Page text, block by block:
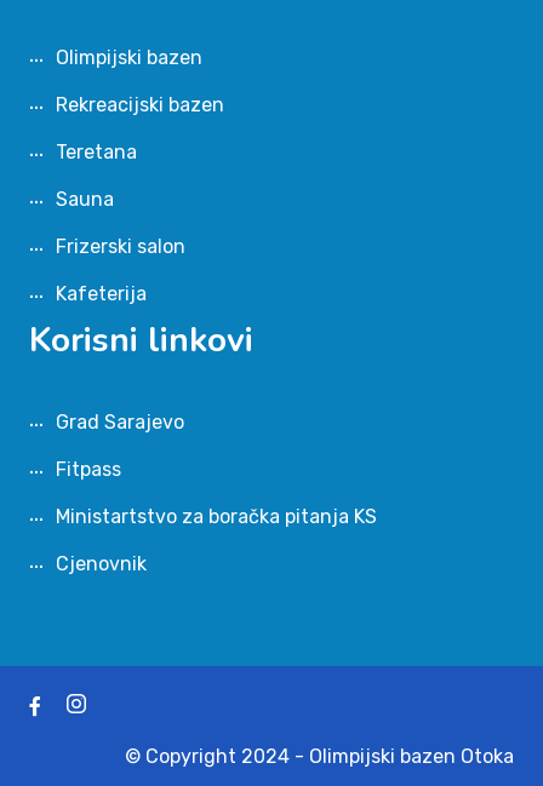
Olimpijski bazen
Rekreacijski bazen
Teretana
Sauna
Frizerski salon
Kafeterija
Korisni linkovi
Grad Sarajevo
Fitpass
Ministartstvo za boračka pitanja KS
Cjenovnik
© Copyright 2024 - Olimpijski bazen Otoka